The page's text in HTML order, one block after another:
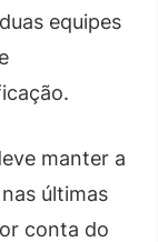
equipes
manter a
últimas
conta do